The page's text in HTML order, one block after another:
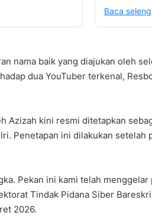
Baca
nama baik yang diajukan oleh
dua YouTuber terkenal,
Azizah kini resmi ditetapkan
Penetapan ini dilakukan setelah
Pekan ini kami telah
Tindak Pidana Siber
2026.